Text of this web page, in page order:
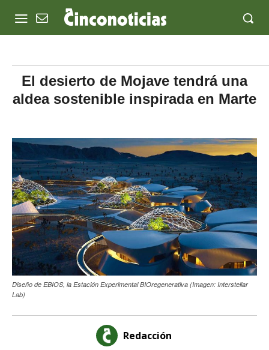
El desierto de Mojave tendrá una
aldea sostenible inspirada en Marte
Diseño de EBIOS, la Estación Experimental BIOregenerativa (Imagen: Interstellar
Lab)
Redacción